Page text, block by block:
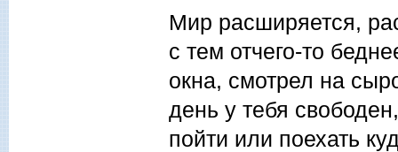
Мир расширяется,
с тем отчего-то
окна, смотрел на
день у тебя
пойти или поехать